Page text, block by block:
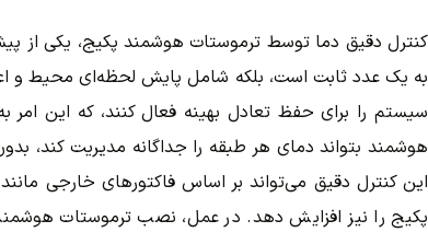
کنترل دقیق دما توسط ترموستات هوشمند پکیج، یکی از
به یک عدد ثابت است، بلکه شامل پایش لحظه‌ای محیط و
سیستم را برای حفظ تعادل بهینه فعال کنند، که این
هوشمند بتواند دمای هر طبقه را جداگانه مدیریت کند،
این کنترل دقیق می‌تواند بر اساس فاکتورهای خارجی
پکیج را نیز افزایش دهد. در عمل، نصب ترموستات هوشمند